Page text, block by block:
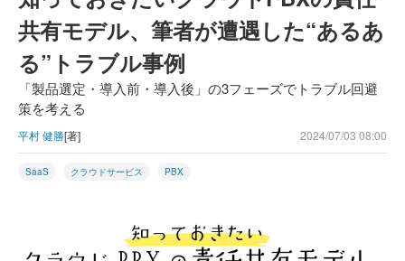
共有モデル、筆者が遭遇した“あるあ
る”トラブル事例
「製品選定・導入前・導入後」の3フェーズでトラブル回避
策を考える
平村 健勝[著] 2024/07/03 08:00
SaaS クラウドサービス PBX